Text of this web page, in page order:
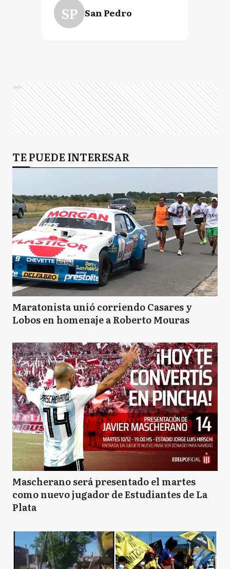
SP San Pedro
Ads
TE PUEDE INTERESAR
Maratonista unió corriendo Casares y
Lobos en homenaje a Roberto Mouras
Mascherano será presentado el martes
como nuevo jugador de Estudiantes de La
Plata